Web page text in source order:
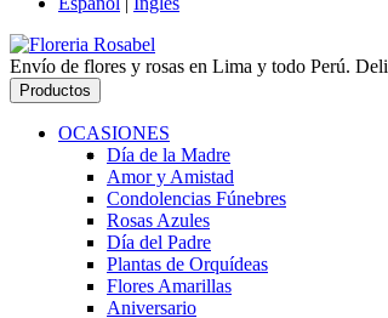
Envío de flores y rosas en Lima y todo Perú.
Productos
OCASIONES
Día de la Madre
Amor y Amistad
Condolencias Fúnebres
Rosas Azules
Día del Padre
Plantas de Orquídeas
Flores Amarillas
Aniversario